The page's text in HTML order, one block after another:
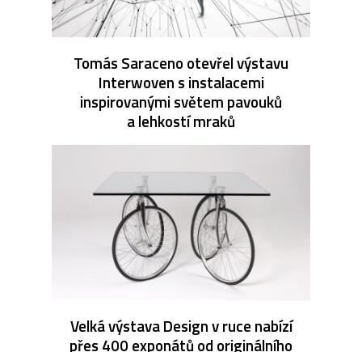
Tomás Saraceno otevřel výstavu
Interwoven s instalacemi
inspirovanými světem pavouků
a lehkostí mraků
Velká výstava Design v ruce nabízí
přes 400 exponátů od originálního